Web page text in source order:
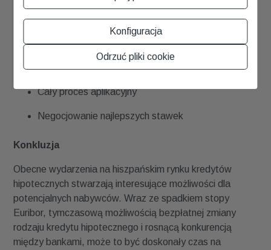
hipotecznych
Wybór najodpowiedniejszego rodzaju kredytu
hipotecznego
Cały proces aplikacyjny
Negocjowanie najlepszych stawek
Konkluzja
Obecne wydarzenia na hiszpańskim rynku kredytów
hipotecznych stwarzają interesujące możliwości dla
potencjalnych nabywców. Wraz ze spadkiem stopy
Euribor, tymczasową możliwością bezpłatnej zmiany
rodzaju kredytu hipotecznego i rosnącą konkurencją
między bankami, może to być doskonały czas na
Konfiguracja
Odrzuć pliki cookie